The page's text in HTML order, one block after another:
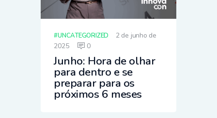
UNCATEGORIZED
2 de junho de
2025
0
Junho: Hora de olhar
para dentro e se
preparar para os
próximos 6 meses